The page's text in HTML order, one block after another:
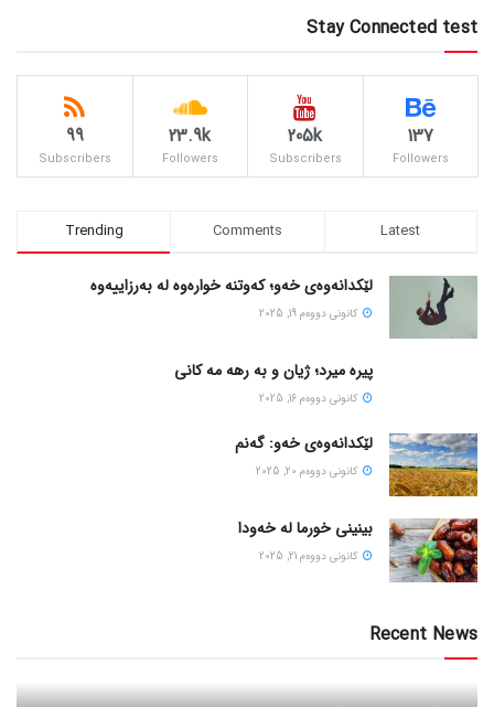
Stay Connected test
137
Followers
205k
Subscribers
23.9k
Followers
99
Subscribers
Trending Comments Latest
لێکدانەوەی خەو؛ کەوتنە خوارەوە لە بەرزاییەوە
كانونی دووه‌م 19, 2025
پیره میرد؛ ژیان و به رهه مه کانی
كانونی دووه‌م 16, 2025
لێکدانەوەی خەو: گەنم
كانونی دووه‌م 20, 2025
بینینی خورما لە خەودا
كانونی دووه‌م 21, 2025
Recent News